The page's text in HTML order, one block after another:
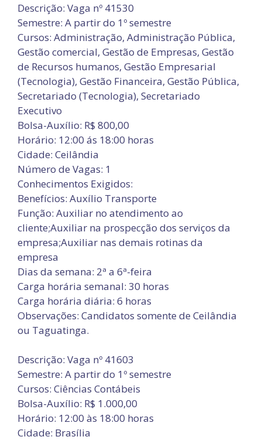
Descrição: Vaga nº 41530
Semestre: A partir do 1º semestre
Cursos: Administração, Administração Pública,
Gestão comercial, Gestão de Empresas, Gestão
de Recursos humanos, Gestão Empresarial
(Tecnologia), Gestão Financeira, Gestão Pública,
Secretariado (Tecnologia), Secretariado
Executivo
Bolsa-Auxílio: R$ 800,00
Horário: 12:00 ás 18:00 horas
Cidade: Ceilândia
Número de Vagas: 1
Conhecimentos Exigidos:
Benefícios: Auxílio Transporte
Função: Auxiliar no atendimento ao
cliente;Auxiliar na prospecção dos serviços da
empresa;Auxiliar nas demais rotinas da
empresa
Dias da semana: 2ª a 6ª-feira
Carga horária semanal: 30 horas
Carga horária diária: 6 horas
Observações: Candidatos somente de Ceilândia
ou Taguatinga.
Descrição: Vaga nº 41603
Semestre: A partir do 1º semestre
Cursos: Ciências Contábeis
Bolsa-Auxílio: R$ 1.000,00
Horário: 12:00 às 18:00 horas
Cidade: Brasília